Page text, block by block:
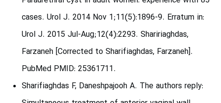
cases. Urol J. 2014 Nov 1;11(5):1896-9. Erratum in:
Urol J. 2015 Jul-Aug;12(4):2293. Shaririaghdas,
Farzaneh [Corrected to Sharifiaghdas, Farzaneh].
PubMed PMID: 25361711.
Sharifiaghdas F, Daneshpajooh A. The authors reply: